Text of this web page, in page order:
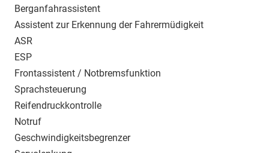
Berganfahrassistent
Assistent zur Erkennung der Fahrermüdigkeit
ASR
ESP
Frontassistent / Notbremsfunktion
Sprachsteuerung
Reifendruckkontrolle
Notruf
Geschwindigkeitsbegrenzer